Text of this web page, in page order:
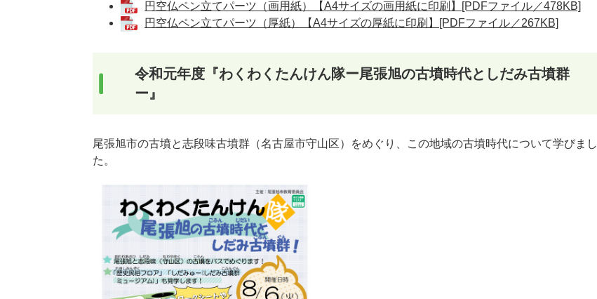
円空仏ペン立てパーツ（画用紙）【A4サイズの画用紙に印刷】[PDFファイル／478KB]
円空仏ペン立てパーツ（厚紙）【A4サイズの厚紙に印刷】[PDFファイル／267KB]
令和元年度『わくわくたんけん隊ー尾張旭の古墳時代としだみ古墳群
ー』
尾張旭市の古墳と志段味古墳群（名古屋市守山区）をめぐり、この地域の古墳時代について学びまし
た。